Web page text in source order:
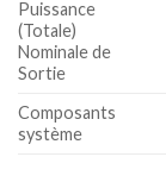
Puissance
(Totale)
Nominale de
Sortie
Composants
système